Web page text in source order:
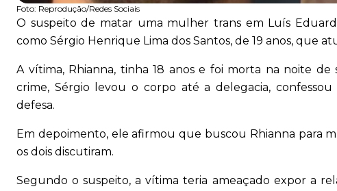
Foto: Reprodução/Redes Sociais
O suspeito de matar uma mulher trans em Luís
como Sérgio Henrique Lima dos Santos, de 19 anos, que
A vítima, Rhianna, tinha 18 anos e foi morta na noite
crime, Sérgio levou o corpo até a delegacia,
defesa.
Em depoimento, ele afirmou que buscou Rhianna para
os dois discutiram.
Segundo o suspeito, a vítima teria ameaçado expor a